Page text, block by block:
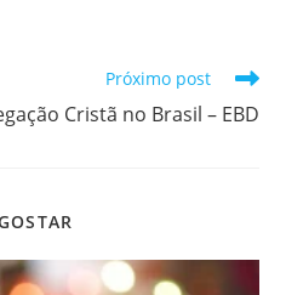
Próximo post
Cristã no Brasil – EBD